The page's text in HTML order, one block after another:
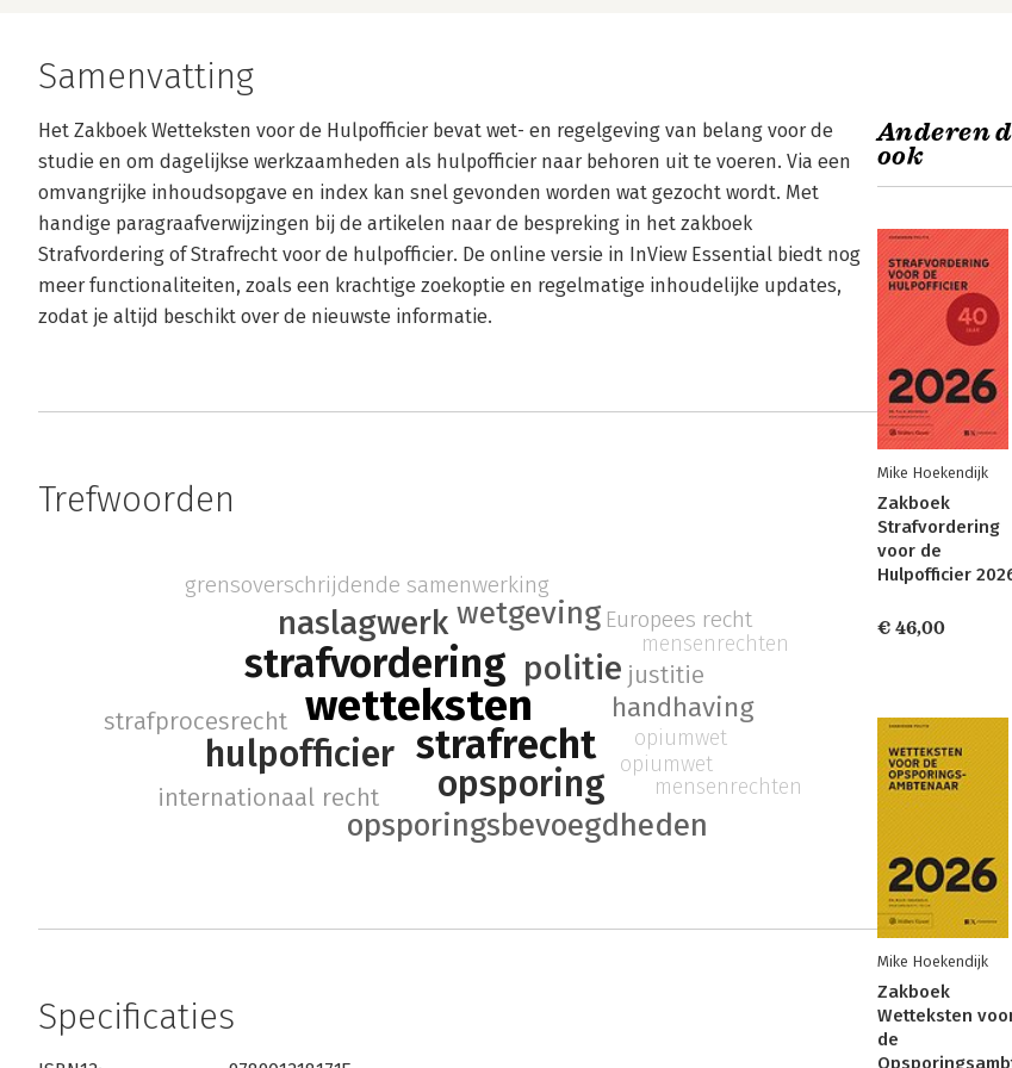
Samenvatting
Het Zakboek Wetteksten voor de Hulpofficier bevat wet- en regelgeving van belang voor de
studie en om dagelijkse werkzaamheden als hulpofficier naar behoren uit te voeren. Via een
omvangrijke inhoudsopgave en index kan snel gevonden worden wat gezocht wordt. Met
handige paragraafverwijzingen bij de artikelen naar de bespreking in het zakboek
Strafvordering of Strafrecht voor de hulpofficier. De online versie in InView Essential biedt nog
meer functionaliteiten, zoals een krachtige zoekoptie en regelmatige inhoudelijke updates,
zodat je altijd beschikt over de nieuwste informatie.
Trefwoorden
wetteksten
strafrecht
strafvordering
opsporing
hulpofficier
naslagwerk
politie
opsporingsbevoegdheden
wetgeving
handhaving
internationaal recht
strafprocesrecht
justitie
grensoverschrijdende samenwerking
Europees recht
opiumwet
mensenrechten
opiumwet
mensenrechten
Specificaties
Anderen
ook
Mike Hoekendijk
Zakboek
Strafvordering
voor de
Hulpofficier
€ 46,00
Mike Hoekendijk
Zakboek
Wetteksten
de